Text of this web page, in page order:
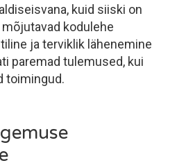
kuid siiski on
kodulehe
ja terviklik lähenemine
paremad tulemused, kui
toimingud.